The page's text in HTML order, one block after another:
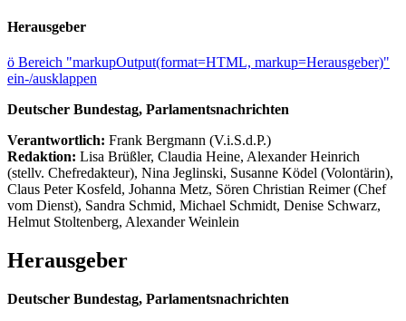
Herausgeber
ö Bereich "markupOutput(format=HTML, markup=Herausgeber)"
ein-/ausklappen
Deutscher Bundestag, Parlamentsnachrichten
Verantwortlich: Frank Bergmann (V.i.S.d.P.)
Redaktion: Lisa Brüßler, Claudia Heine, Alexander Heinrich
(stellv. Chefredakteur), Nina Jeglinski, Susanne Ködel (Volontärin),
Claus Peter Kosfeld, Johanna Metz, Sören Christian Reimer (Chef
vom Dienst), Sandra Schmid, Michael Schmidt, Denise Schwarz,
Helmut Stoltenberg, Alexander Weinlein
Herausgeber
Deutscher Bundestag, Parlamentsnachrichten